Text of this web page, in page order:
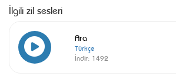
İlgili zil sesleri
Ara
Türkçe
İndir: 1492